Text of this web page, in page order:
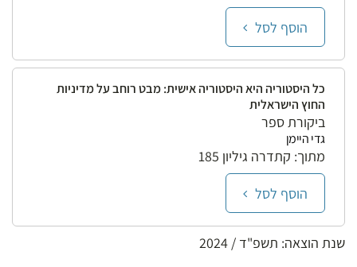
הוסף לסל
כל היסטוריה היא היסטוריה אישית: מבט רוחב על מדיניות
החוץ הישראלית
ביקורת ספר
גדי היימן
מתוך: קתדרה גיליון 185
הוסף לסל
שנת הוצאה: תשפ"ד / 2024